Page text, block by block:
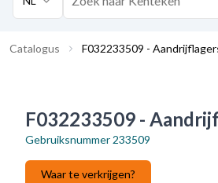
Catalogus F032233509 -
F032233509 -
Gebruiksnummer 233509
Waar te verkrijgen?